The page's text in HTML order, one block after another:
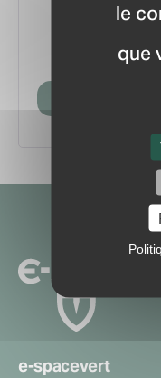
le
que
information
Créer mon
e-spacevert